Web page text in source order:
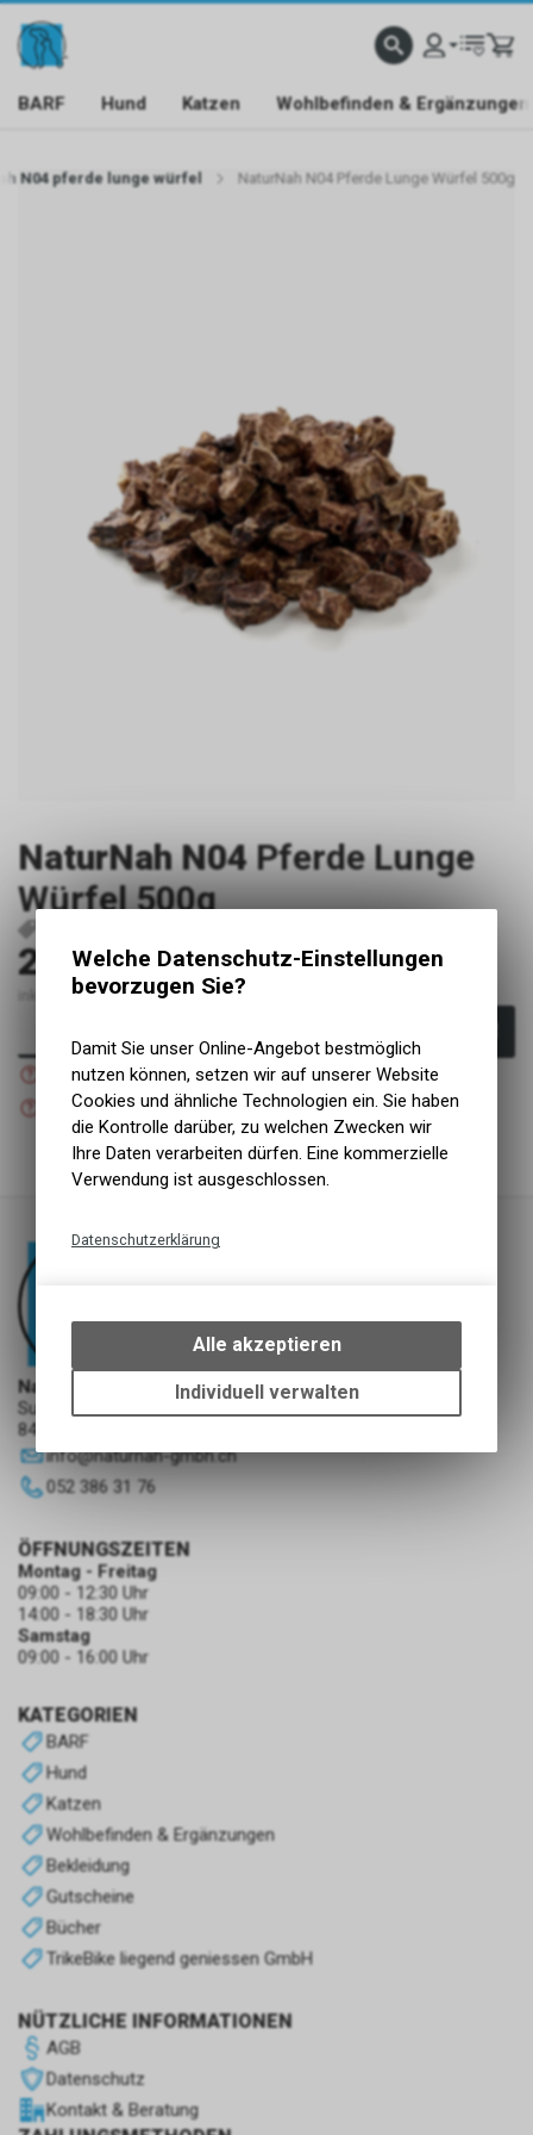
BARF Hund Katzen Wohlbefinden & Ergänzungen
N04 pferde lunge würfel NaturNah N04 Pferde Lunge Würfel 500g
NaturNah N04 Pferde Lunge
Würfel 500g
29.90CHF
inkl. MwSt., zzgl. Versandkosten
Nicht verfügbar
Versand
Nicht verfügbar
Abholung NaturNah GmbH
NaturNah GmbH
Sunnehofstrasse 7
8493 Saland
info@naturnah-gmbh.ch
052 386 31 76
KATEGORIEN
BARF
Hund
Katzen
Wohlbefinden & Ergänzungen
Bekleidung
Gutscheine
Bücher
TrikeBike liegend geniessen GmbH
NÜTZLICHE INFORMATIONEN
AGB
Datenschutz
Kontakt & Beratung
ÖFFNUNGSZEITEN
Montag - Freitag
09:00 - 12:30 Uhr
14:00 - 18:30 Uhr
Samstag
09:00 - 16:00 Uhr
Welche Datenschutz-Einstellungen
bevorzugen Sie?
Damit Sie unser Online-Angebot bestmöglich
nutzen können, setzen wir auf unserer Website
Cookies und ähnliche Technologien ein. Sie haben
die Kontrolle darüber, zu welchen Zwecken wir
Ihre Daten verarbeiten dürfen. Eine kommerzielle
Verwendung ist ausgeschlossen.
Datenschutzerklärung
bestimmte Interaktionen und
Einstellungen auf Ihrem Gerät,
um die grundlegenden
Funktionen unseres Online-
des Warenkorbs, zu
Alle akzeptieren
Individuell verwalten